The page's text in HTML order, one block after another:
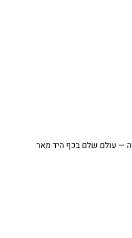
עולם שלם בכף היד מאר